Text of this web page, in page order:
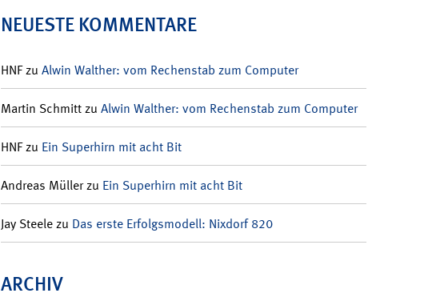
NEUESTE KOMMENTARE
HNFzu Alwin Walther: vom Rechenstab zum Computer
Martin Schmittzu Alwin Walther: vom Rechenstab zum Computer
HNFzu Ein Superhirn mit acht Bit
Andreas Müllerzu Ein Superhirn mit acht Bit
Jay Steelezu Das erste Erfolgsmodell: Nixdorf 820
ARCHIV